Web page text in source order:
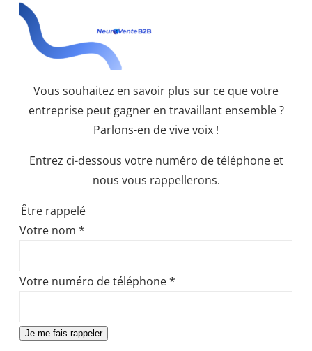
Vous souhaitez en savoir plus sur ce que votre
entreprise peut gagner en travaillant ensemble ?
Parlons-en de vive voix !
Entrez ci-dessous votre numéro de téléphone et
nous vous rappellerons.
Être rappelé
Votre nom *
Votre numéro de téléphone*
Je me fais rappeler